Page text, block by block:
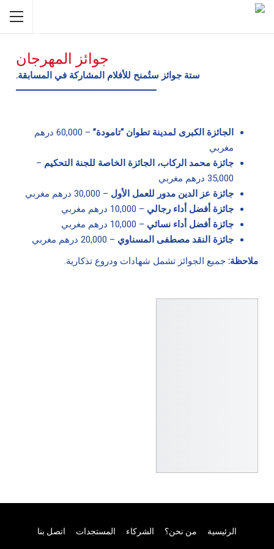
جوائز المهرجان
ستة جوائز ستُمنح للأفلام المشاركة في المسابقة.
الجائزة الكبرى لمدينة تطوان “تامودة”
– 60,000 درهم
مغربي
جائزة محمد الركاب، الجائزة الخاصة للجنة التحكيم –
35,000 درهم مغربي
جائزة عز الدين مدور للعمل الأول – 30,000 درهم مغربي
جائزة أفضل أداء رجالي – 10,000 درهم مغربي
جائزة أفضل أداء نسائي – 10,000 درهم مغربي
جائزة النقد مصطفى المسناوي – 20,000 درهم مغربي
ملاحظة: جميع الجوائز تشمل شهادات ودروع تذكارية.
الرئيسية من نحن؟ الشركاء المستجدات اتصل بنا